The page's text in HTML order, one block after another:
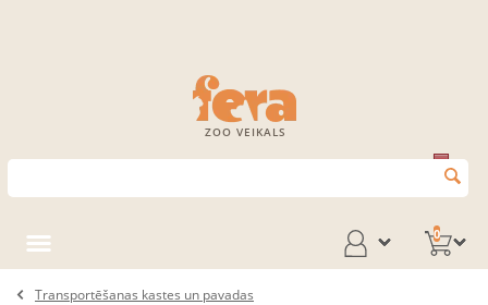
ZOO VEIKALS
0
Transportēšanas kastes un pavadas